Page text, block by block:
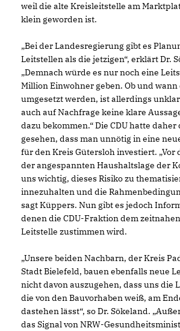
weil die alte Kreisleitstelle am
klein geworden ist.
Bei der Landesregierung gibt es
Leitstellen als die jetzigen“, erklärt Dr.
Demnach würde es nur noch eine
Million Einwohner geben. Ob und
umgesetzt werden, ist allerdings
auch auf Nachfrage keine klare
dazu bekommen.“ Die CDU hatte daher
gesehen, dass man unnötig in eine
für den Kreis Gütersloh investiert.
der angespannten Haushaltslage der
uns wichtig, dieses Risiko zu
innezuhalten und die
sagt Küppers. Nun gibt es jedoch
denen die CDU-Fraktion dem
Leitstelle zustimmen wird.
Unsere beiden Nachbarn, der Kreis
Stadt Bielefeld, bauen ebenfalls neue
nicht davon auszugehen, dass uns die
die von den Bauvorhaben weiß, am
dastehen lässt“, so Dr. Sökeland.
das Signal von NRW-